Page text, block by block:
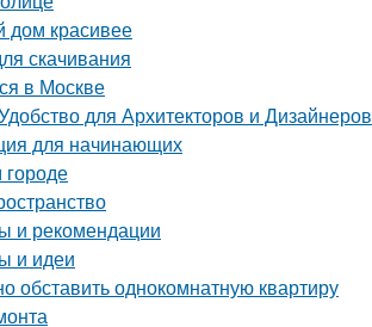
дом красивее
скачивания
в Москве
для Архитекторов и Дизайнеров
для начинающих
и рекомендации
и идеи
обставить однокомнатную квартиру